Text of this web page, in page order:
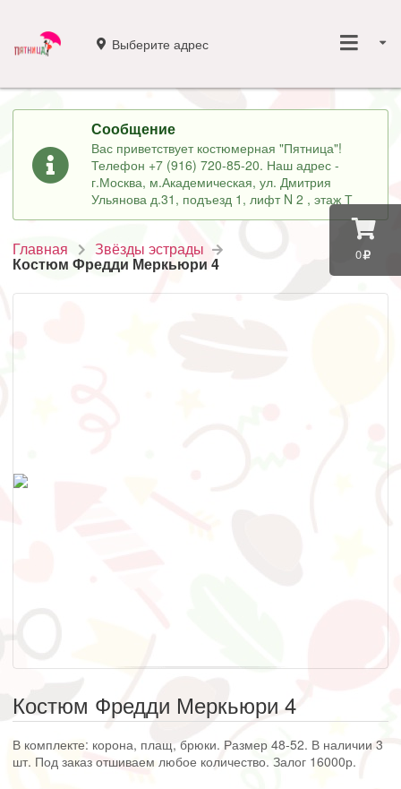
0
Выберите адрес
Сообщение
Вас приветствует костюмерная "Пятница"!
Телефон +7 (916) 720-85-20. Наш адрес -
г.Москва, м.Академическая, ул. Дмитрия
Ульянова д.31, подъезд 1, лифт N 2 , этаж Т
Главная Звёзды эстрады
Костюм Фредди Меркьюри 4
Костюм Фредди Меркьюри 4
В комплекте: корона, плащ, брюки. Размер 48-52. В наличии 3
шт. Под заказ отшиваем любое количество. Залог 16000р.